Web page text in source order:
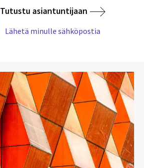
Tutustu asiantuntijaan
Lähetä minulle sähköpostia